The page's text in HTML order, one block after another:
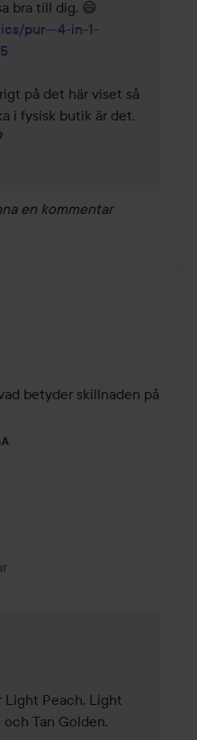
pur---4-in-1-
på det här viset så
i fysisk butik är det,
en kommentar
år
betyder skillnaden på
4 år
Light Peach, Light
Tan Golden.